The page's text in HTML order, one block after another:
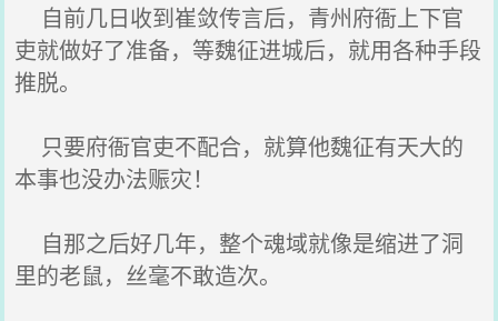
自前几日收到崔敛传言后，青州府衙上下官
吏就做好了准备，等魏征进城后，就用各种手段
推脱。
只要府衙官吏不配合，就算他魏征有天大的
本事也没办法赈灾！
自那之后好几年，整个魂域就像是缩进了洞
里的老鼠，丝毫不敢造次。